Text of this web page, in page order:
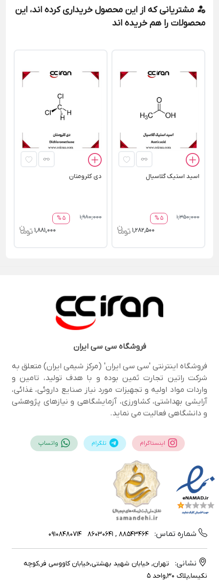
مشتریانی که از این محصول خریداری کرده اند، این
محصولات را هم خریده اند
اسید استیک گلاسیال
5 %
1,350,000
1,282,500
دی کلرومتان
5 %
1,980,000
1,881,000
فروشگاهسی سی ایران
فروشگاه اینترنتی 'سی سی ایران' (مرکز شیمی ایران) متعلق به
شرکت راتین تجارت ثمین بوده و با هدف تولید، تامین و
واردات مواد اولیه و تجهیزات مورد نیاز صنایع داروئی، غذائی،
آرایشی بهداشتی، کشاورزی، آزمایشگاهی و نیازهای پژوهشی
و دانشگاهی فعالیت می نماید.
اینستاگرام تلگرام واتساپ
شماره تماس: 88543464 , 86030641
09108480714
نشانی:
تهران, خیابان شهید بهشتی,خیابان کاووسی فر,کوچه
نکیسا,پلاک 30,واحد 5